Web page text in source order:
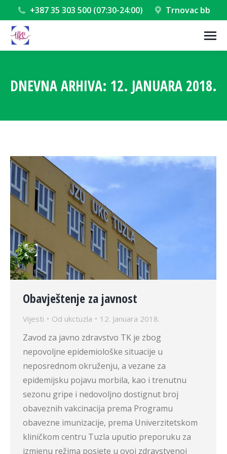
+387 35 303 500 (07:30-24:00) Trnovac bb
DNEVNA ARHIVA: 12. JANUARA 2018.
Obavještenje za javnost
Vijesti Od ukctuzla 12. Januara 2018.
Zavod za javno zdravstvo TK je zbog
nepovoljne epidemiološke situacije u
neposrednom okruženju, a vezane za
epidemijsku pojavu morbila, kao i trenutnu
sezonu gripe i nedovoljno dostignut broj
obaveznih vakcinacija prema Programu
obavezne imunizacije, prema Univerzitetskom
kliničkom centru Tuzla uputio preporuku za
izmjenu režima posjete u ovoj zdravstvenoj